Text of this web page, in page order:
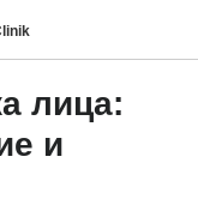
лица:
и